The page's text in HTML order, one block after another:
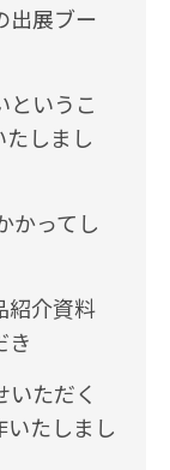
出展ブー
というこ
しまし
かってし
紹介資料
き
ただく
いたしまし